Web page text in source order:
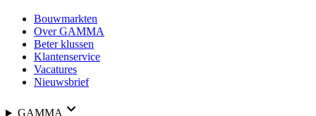
Bouwmarkten
Over GAMMA
Beter klussen
Klantenservice
Vacatures
Nieuwsbrief
GAMMA